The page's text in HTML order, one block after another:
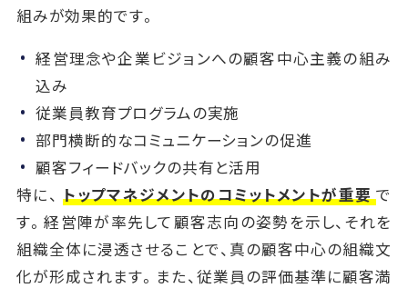
組みが効果的です。
経営理念や企業ビジョンへの顧客中心主義の組み
込み
従業員教育プログラムの実施
部門横断的なコミュニケーションの促進
顧客フィードバックの共有と活用
特に、トップマネジメントのコミットメントが重要で
す。経営陣が率先して顧客志向の姿勢を示し、それを
組織全体に浸透させることで、真の顧客中心の組織文
化が形成されます。また、従業員の評価基準に顧客満